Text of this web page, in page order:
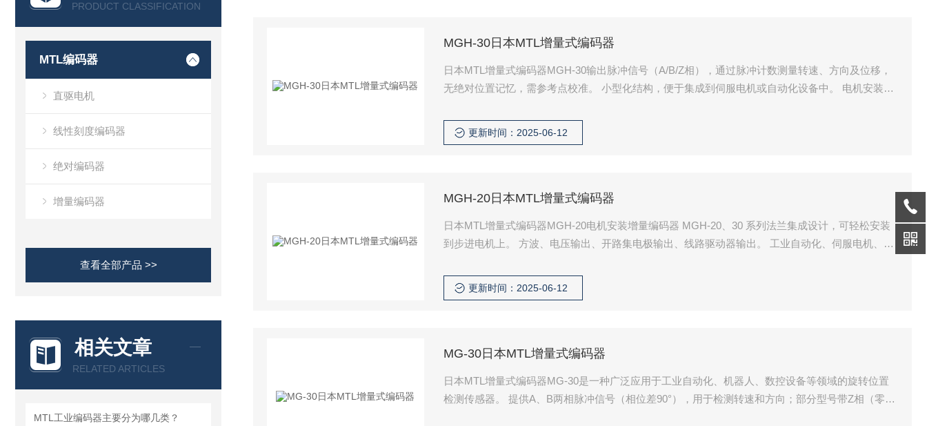
PRODUCT CLASSIFICATION
MTL编码器
直驱电机
线性刻度编码器
绝对编码器
增量编码器
查看全部产品 >>
相关文章
RELATED ARTICLES
MTL工业编码器主要分为哪几类？
MGH-30日本MTL增量式编码器
日本MTL增量式编码器MGH-30输出脉冲信号（A/B/Z相），通过脉冲计数测量转速、方向及位移，
无绝对位置记忆，需参考点校准。 小型化结构，便于集成到伺服电机或自动化设备中。 电机安装增
更新时间：2025-06-12
MGH-20日本MTL增量式编码器
日本MTL增量式编码器MGH-20电机安装增量编码器 MGH-20、30 系列法兰集成设计，可轻松安装
到步进电机上。 方波、电压输出、开路集电极输出、线路驱动器输出。 工业自动化、伺服电机、机
更新时间：2025-06-12
MG-30日本MTL增量式编码器
日本MTL增量式编码器MG-30是一种广泛应用于工业自动化、机器人、数控设备等领域的旋转位置
检测传感器。 提供A、B两相脉冲信号（相位差90°），用于检测转速和方向；部分型号带Z相（零位